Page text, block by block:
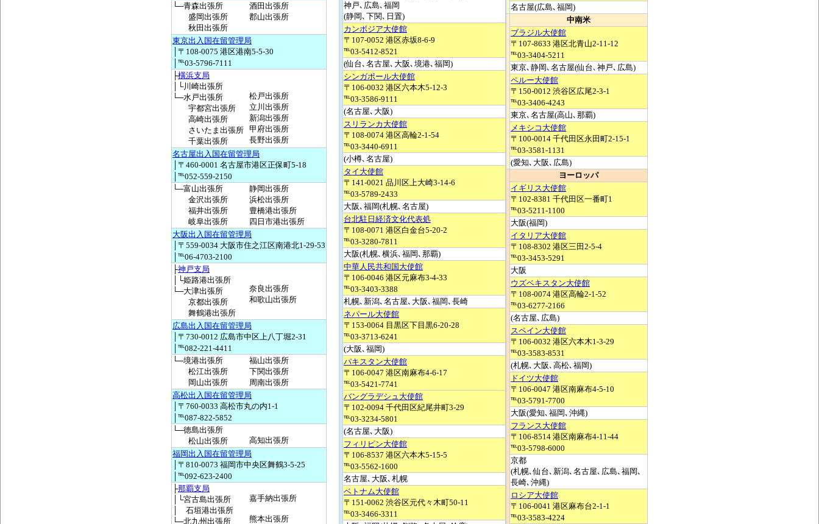
└─青森出張所
盛岡出張所
秋田出張所
酒田出張所
郡山出張所
東京出入国在留管理局
│〒108-0075 港区港南5-5-30
│℡03-5796-7111
├橫浜支局
│└川崎出張所
└─水戸出張所
宇都宮出張所
高崎出張所
さいたま出張所
千葉出張所
松戸出張所
立川出張所
新潟出張所
甲府出張所
長野出張所
名古屋出入国在留管理局
│〒460-0001 名古屋市港区正保町5-18
│℡052-559-2150
└─富山出張所
金沢出張所
福井出張所
岐阜出張所
静岡出張所
浜松出張所
豊橋港出張所
四日市港出張所
大阪出入国在留管理局
│〒559-0034 大阪市住之江区南港北1-29-53
│℡06-4703-2100
├神戸支局
│└姫路港出張所
└─大津出張所
京都出張所
舞鶴港出張所
奈良出張所
和歌山出張所
広島出入国在留管理局
│〒730-0012 広島市中区上八丁堀2-31
│℡082-221-4411
└─境港出張所
松江出張所
岡山出張所
福山出張所
下関出張所
周南出張所
高松出入国在留管理局
│〒760-0033 高松市丸の内1-1
│℡087-822-5852
└─徳島出張所
松山出張所
高知出張所
福岡出入国在留管理局
│〒810-0073 福岡市中央区舞鶴3-5-25
│℡092-623-2400
├那覇支局
│└宮古島出張所
│ 石垣港出張所
└─北九州出張所
嘉手納出張所
熊本出張所
神戸､広島､福岡
(静岡､下関､日置)
カンボジア大使館
〒107-0052 港区赤坂8-6-9
℡03-5412-8521
(仙台､名古屋､大阪､境港､福岡)
シンガポール大使館
〒106-0032 港区六本木5-12-3
℡03-3586-9111
(名古屋､大阪)
スリランカ大使館
〒108-0074 港区高輪2-1-54
℡03-3440-6911
(小樽､名古屋)
タイ大使館
〒141-0021 品川区上大崎3-14-6
℡03-5789-2433
大阪､福岡(札幌､名古屋)
台北駐日経済文化代表処
〒108-0071 港区白金台5-20-2
℡03-3280-7811
大阪(札幌､横浜､福岡､那覇)
中華人民共和国大使館
〒106-0046 港区元麻布3-4-33
℡03-3403-3388
札幌､新潟､名古屋､大阪､福岡､長崎
ネパール大使館
〒153-0064 目黒区下目黒6-20-28
℡03-3713-6241
(大阪､福岡)
パキスタン大使館
〒106-0047 港区南麻布4-6-17
℡03-5421-7741
バングラデシュ大使館
〒102-0094 千代田区紀尾井町3-29
℡03-3234-5801
(名古屋､大阪)
フィリピン大使館
〒106-8537 港区六本木5-15-5
℡03-5562-1600
名古屋､大阪､札幌
ベトナム大使館
〒151-0062 渋谷区元代々木町50-11
℡03-3466-3311
名古屋(広島､福岡)
中南米
ブラジル大使館
〒107-8633 港区北青山2-11-12
℡03-3404-5211
東京､静岡､名古屋(仙台､神戸､広島)
ペルー大使館
〒150-0012 渋谷区広尾2-3-1
℡03-3406-4243
東京､名古屋(高山､那覇)
メキシコ大使館
〒100-0014 千代田区永田町2-15-1
℡03-3581-1131
(愛知､大阪､広島)
ヨーロッパ
イギリス大使館
〒102-8381 千代田区一番町1
℡03-5211-1100
大阪(福岡)
イタリア大使館
〒108-8302 港区三田2-5-4
℡03-3453-5291
大阪
ウズベキスタン大使館
〒108-0074 港区高輪2-1-52
℡03-6277-2166
(名古屋､広島)
スペイン大使館
〒106-0032 港区六本木1-3-29
℡03-3583-8531
(札幌､大阪､高松､福岡)
ドイツ大使館
〒106-0047 港区南麻布4-5-10
℡03-5791-7700
大阪(愛知､福岡､沖縄)
フランス大使館
〒106-8514 港区南麻布4-11-44
℡03-5798-6000
京都
(札幌､仙台､新潟､名古屋､広島､福岡､
長崎､沖縄)
ロシア大使館
〒106-0041 港区麻布台2-1-1
℡03-3583-4224